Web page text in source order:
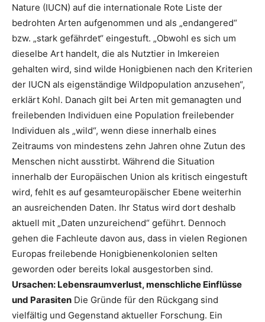
Nature (IUCN) auf die internationale Rote Liste der
bedrohten Arten aufgenommen und als „endangered“
bzw. „stark gefährdet“ eingestuft. „Obwohl es sich um
dieselbe Art handelt, die als Nutztier in Imkereien
gehalten wird, sind wilde Honigbienen nach den Kriterien
der IUCN als eigenständige Wildpopulation anzusehen“,
erklärt Kohl. Danach gilt bei Arten mit gemanagten und
freilebenden Individuen eine Population freilebender
Individuen als „wild“, wenn diese innerhalb eines
Zeitraums von mindestens zehn Jahren ohne Zutun des
Menschen nicht ausstirbt. Während die Situation
innerhalb der Europäischen Union als kritisch eingestuft
wird, fehlt es auf gesamteuropäischer Ebene weiterhin
an ausreichenden Daten. Ihr Status wird dort deshalb
aktuell mit „Daten unzureichend“ geführt. Dennoch
gehen die Fachleute davon aus, dass in vielen Regionen
Europas freilebende Honigbienenkolonien selten
geworden oder bereits lokal ausgestorben sind.
Ursachen: Lebensraumverlust, menschliche Einflüsse
und Parasiten Die Gründe für den Rückgang sind
vielfältig und Gegenstand aktueller Forschung. Ein